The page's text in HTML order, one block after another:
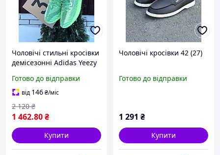
Чоловічі стильні кросівки
демісезонні Adidas Yeezy
кольорі тільки 42 розмір
27 см
Готово до відправки
від 146₴/міс
1 462.80₴
2 120 ₴
Купити
Чоловічі кросівки 42 (27)
Готово до відправки
1 291 ₴
Купити